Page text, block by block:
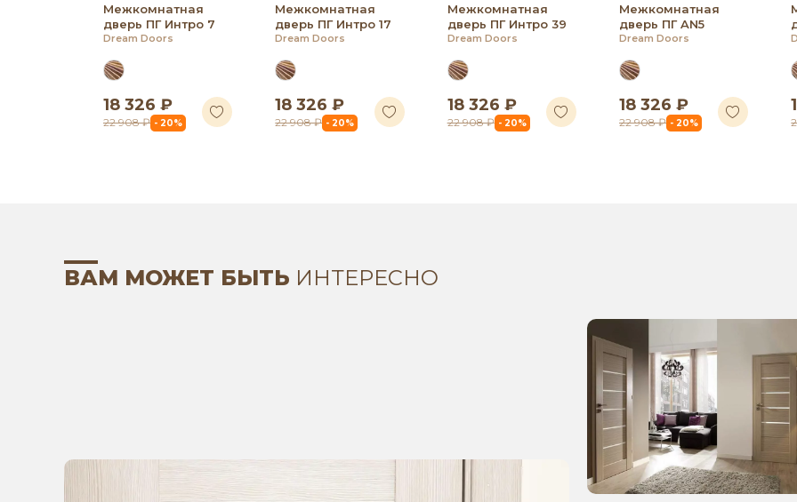
Межкомнатная
дверь ПГ Интро 7
Dream Doors
18 326 ₽
22 908 ₽ - 20%
Межкомнатная
дверь ПГ Интро 17
Dream Doors
18 326 ₽
22 908 ₽ - 20%
Межкомнатная
дверь ПГ Интро 39
Dream Doors
18 326 ₽
22 908 ₽ - 20%
Межкомнатная
дверь ПГ AN5
Dream Doors
18 326 ₽
22 908 ₽ - 20%
ВАМ МОЖЕТ БЫТЬ ИНТЕРЕСНО